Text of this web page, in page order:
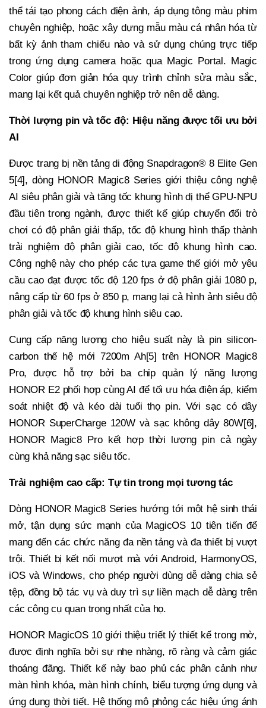
thể tái tạo phong cách điện ảnh, áp dụng tông màu phim
chuyên nghiệp, hoặc xây dựng mẫu màu cá nhân hóa từ
bất kỳ ảnh tham chiếu nào và sử dụng chúng trực tiếp
trong ứng dụng camera hoặc qua Magic Portal. Magic
Color giúp đơn giản hóa quy trình chỉnh sửa màu sắc,
mang lại kết quả chuyên nghiệp trở nên dễ dàng.
Thời lượng pin và tốc độ: Hiệu năng được tối ưu bởi
AI
Được trang bị nền tảng di động Snapdragon® 8 Elite Gen
5[4], dòng HONOR Magic8 Series giới thiệu công nghệ
AI siêu phân giải và tăng tốc khung hình dị thể GPU-NPU
đầu tiên trong ngành, được thiết kế giúp chuyển đổi trò
chơi có độ phân giải thấp, tốc độ khung hình thấp thành
trải nghiệm độ phân giải cao, tốc độ khung hình cao.
Công nghệ này cho phép các tựa game thế giới mở yêu
cầu cao đạt được tốc độ 120 fps ở độ phân giải 1080 p,
nâng cấp từ 60 fps ở 850 p, mang lại cả hình ảnh siêu độ
phân giải và tốc độ khung hình siêu cao.
Cung cấp năng lượng cho hiệu suất này là pin silicon-
carbon thế hệ mới 7200m Ah[5] trên HONOR Magic8
Pro, được hỗ trợ bởi ba chip quản lý năng lượng
HONOR E2 phối hợp cùng AI để tối ưu hóa điện áp, kiểm
soát nhiệt độ và kéo dài tuổi thọ pin. Với sạc có dây
HONOR SuperCharge 120W và sạc không dây 80W[6],
HONOR Magic8 Pro kết hợp thời lượng pin cả ngày
cùng khả năng sạc siêu tốc.
Trải nghiệm cao cấp: Tự tin trong mọi tương tác
Dòng HONOR Magic8 Series hướng tới một hệ sinh thái
mở, tận dụng sức mạnh của MagicOS 10 tiên tiến để
mang đến các chức năng đa nền tảng và đa thiết bị vượt
trội. Thiết bị kết nối mượt mà với Android, HarmonyOS,
iOS và Windows, cho phép người dùng dễ dàng chia sẻ
tệp, đồng bộ tác vụ và duy trì sự liền mạch dễ dàng trên
các công cụ quan trọng nhất của họ.
HONOR MagicOS 10 giới thiệu triết lý thiết kế trong mờ,
được định nghĩa bởi sự nhẹ nhàng, rõ ràng và cảm giác
thoáng đãng. Thiết kế này bao phủ các phân cảnh như
màn hình khóa, màn hình chính, biểu tượng ứng dụng và
ứng dụng thời tiết. Hệ thống mô phỏng các hiệu ứng ánh